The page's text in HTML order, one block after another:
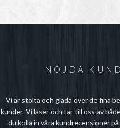
NÖJDA
Vi är stolta och glada över de fina
kunder. Vi läser och tar till oss av
du kolla in vårakundrecensioner